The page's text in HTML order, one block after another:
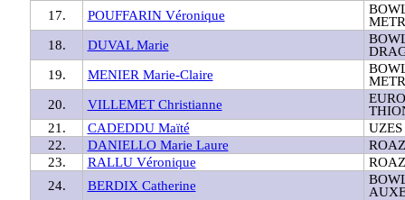
17.
POUFFARIN Véronique
18.
DUVAL Marie
19.
MENIER Marie-Claire
20.
VILLEMET Christianne
21.
CADEDDU Maïté
22.
DANIELLO Marie Laure
23.
RALLU Véronique
24.
BERDIX Catherine